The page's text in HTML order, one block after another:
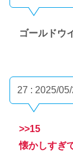
ゴールドウ
27 : 2025/
>>15
懐かしすぎ